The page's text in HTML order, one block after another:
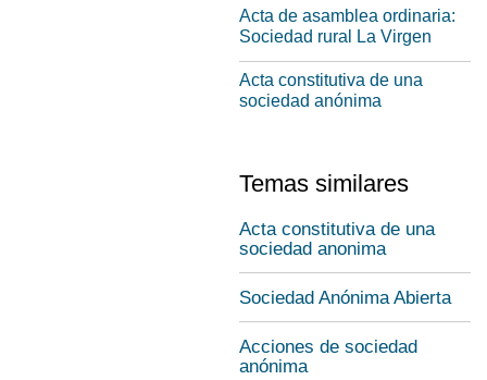
Acta de asamblea ordinaria:
Sociedad rural La Virgen
Acta constitutiva de una
sociedad anónima
Temas similares
Acta constitutiva de una
sociedad anonima
Sociedad Anónima Abierta
Acciones de sociedad
anónima